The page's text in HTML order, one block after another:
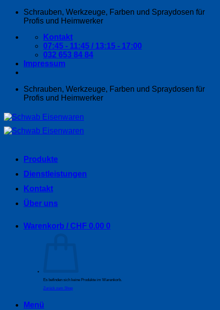
Zum
Schrauben, Werkzeuge, Farben und Spraydosen für
Profis und Heimwerker
Kontakt
07:45 - 11:45 / 13:15 - 17:00
032 653 84 84
Impressum
Schrauben, Werkzeuge, Farben und Spraydosen für
Profis und Heimwerker
Produkte
Dienstleistungen
Kontakt
Über uns
Warenkorb / CHF 0.00 0
Es befinden sich keine Produkte im Warenkorb.
Zurück zum Shop
Menü